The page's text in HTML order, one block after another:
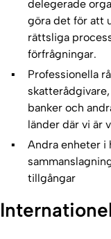
delegerade
göra det för att
rättsliga
förfrågningar.
Professionella
banker och
länder där vi är
Andra enheter i
tillgångar